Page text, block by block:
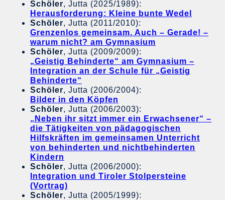
Schöler, Jutta (2025/1989):
Herausforderung: Kleine bunte Wedel
Schöler, Jutta (2011/2010):
Grenzenlos gemeinsam. Auch – Gerade! –
warum nicht? am Gymnasium
Schöler, Jutta (2009/2009):
„Geistig Behinderte“ am Gymnasium –
Integration an der Schule für „Geistig
Behinderte“
Schöler, Jutta (2006/2004):
Bilder in den Köpfen
Schöler, Jutta (2006/2003):
„Neben ihr sitzt immer ein Erwachsener“ –
die Tätigkeiten von pädagogischen
Hilfskräften im gemeinsamen Unterricht
von behinderten und nichtbehinderten
Kindern
Schöler, Jutta (2006/2000):
Integration und Tiroler Stolpersteine
(Vortrag)
Schöler, Jutta (2005/1999):